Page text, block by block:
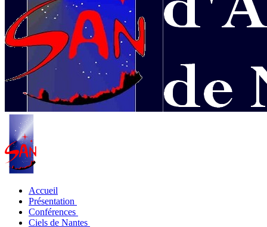
Accueil
Présentation
Conférences
Ciels de Nantes